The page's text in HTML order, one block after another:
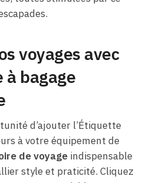
voyages avec
bagage
d’ajouter l’Étiquette
à votre équipement de
de voyage indispensable
style et praticité. Cliquez